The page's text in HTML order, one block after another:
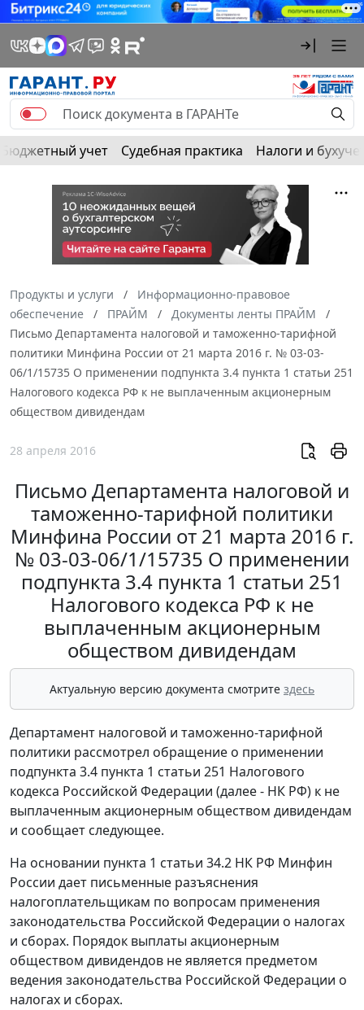
Бюджетный учет Судебная практика Налоги и
Продукты и услуги
Информационно-правовое
обеспечение
ПРАЙМ
Документы ленты ПРАЙМ
Письмо Департамента налоговой и таможенно-тарифной
политики Минфина России от 21 марта 2016 г. № 03-03-
06/1/15735 О применении подпункта 3.4 пункта 1 статьи 251
Налогового кодекса РФ к не выплаченным акционерным
обществом дивидендам
28 апреля 2016
Письмо Департамента налоговой и
таможенно-тарифной политики
Минфина России от 21 марта 2016 г.
№ 03-03-06/1/15735 О применении
подпункта 3.4 пункта 1 статьи 251
Налогового кодекса РФ к не
выплаченным акционерным
обществом дивидендам
Актуальную версию документа смотрите здесь
Департамент налоговой и таможенно-тарифной
политики рассмотрел обращение о применении
подпункта 3.4 пункта 1 статьи 251 Налогового
кодекса Российской Федерации (далее - НК РФ) к не
выплаченным акционерным обществом дивидендам
и сообщает следующее.
На основании пункта 1 статьи 34.2 НК РФ Минфин
России дает письменные разъяснения
налогоплательщикам по вопросам применения
законодательства Российской Федерации о налогах
и сборах. Порядок выплаты акционерным
обществом дивидендов не является предметом
ведения законодательства Российской Федерации о
налогах и сборах.